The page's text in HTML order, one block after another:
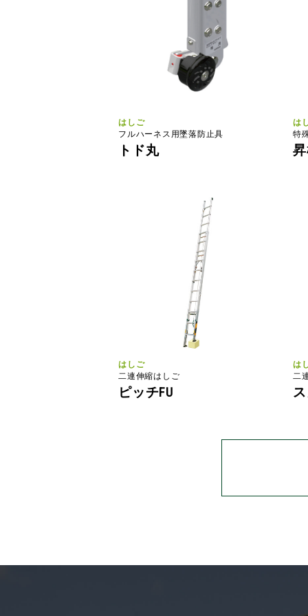
はしご
フルハーネス用墜落防止具
トド丸
は
特
はしご
二連伸縮はしご
ピッチFU
は
二